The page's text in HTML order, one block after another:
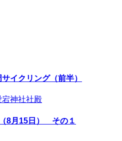
イクリング（前半）
8月15日） その１